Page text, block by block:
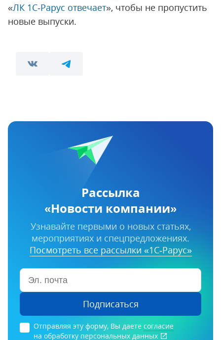
«ЛК 1С‑Рарус отвечает», чтобы не пропустить
новые выпуски.
Рассылка
«Новости компании»
Узнавайте первыми о новых статьях,
мероприятиях и спецпредложениях.
Посмотреть все рассылки «1С‑Рарус»
Подписаться
Отправляя эту форму, Вы даете согласие
на обработку персональных данных